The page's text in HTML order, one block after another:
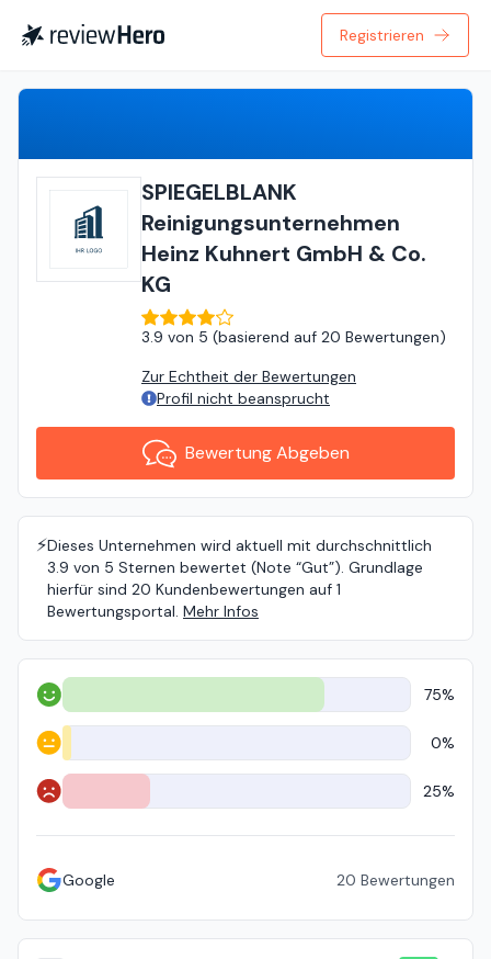
Registrieren
SPIEGELBLANK
Reinigungsunternehmen
Heinz Kuhnert GmbH & Co.
KG
3.9 von 5 (basierend auf 20 Bewertungen)
Zur Echtheit der Bewertungen
Profil nicht beansprucht
Bewertung Abgeben
⚡️Dieses Unternehmen wird aktuell mit durchschnittlich
3.9 von 5 Sternen bewertet (Note “Gut”). Grundlage
hierfür sind 20 Kundenbewertungen auf 1
Bewertungsportal. Mehr Infos
Positiv 75%
Neutral 0%
Negativ 25%
Google 20 Bewertungen